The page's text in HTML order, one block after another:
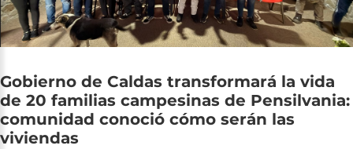
Gobierno de Caldas transformará la vida
de 20 familias campesinas de Pensilvania:
comunidad conoció cómo serán las
viviendas